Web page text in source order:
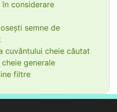
considerare
semne de
cuvântului cheie căutat
generale
filtre